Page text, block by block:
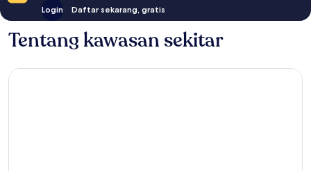
Login Daftar sekarang, gratis
Tentang kawasan sekitar